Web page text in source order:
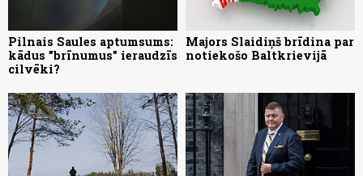
Pilnais Saules aptumsums:
kādus "brīnumus" ieraudzīs
cilvēki?
Majors Slaidiņš brīdina par
notiekošo Baltkrievijā